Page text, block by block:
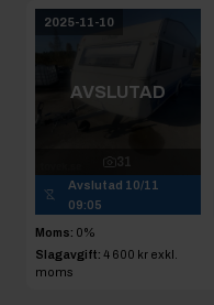
2025-11-10
AVSLUTAD
31
Avslutad 10/11
09:05
Moms: 0%
Slagavgift: 4 600 kr exkl.
moms